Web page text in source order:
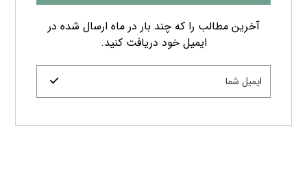
آخرین مطالب را که چند بار در ماه ارسال شده در
ایمیل خود دریافت کنید.